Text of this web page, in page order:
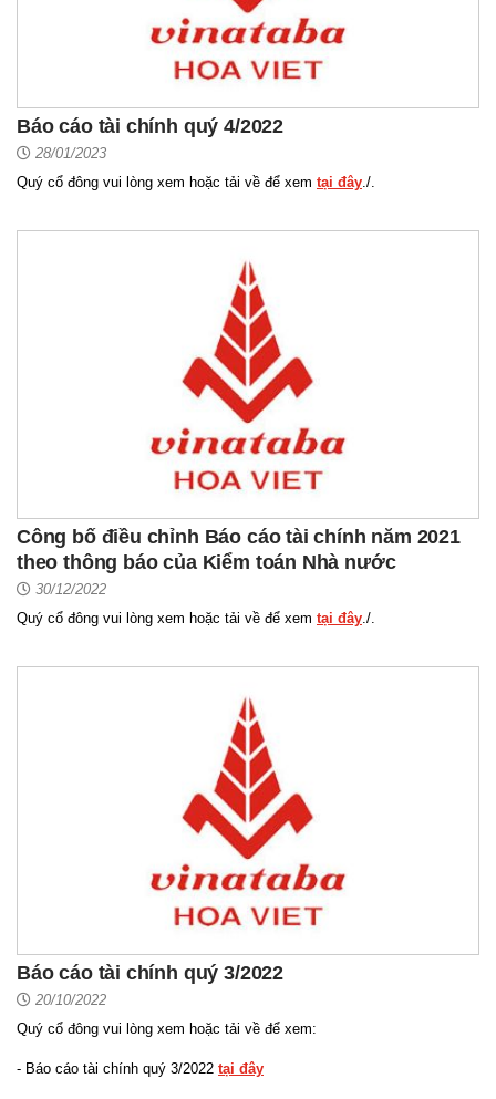
Báo cáo tài chính quý 4/2022
28/01/2023
Quý cổ đông vui lòng xem hoặc tải về để xem tại đây./.
Công bố điều chỉnh Báo cáo tài chính năm 2021
theo thông báo của Kiểm toán Nhà nước
30/12/2022
Quý cổ đông vui lòng xem hoặc tải về để xem tại đây./.
Báo cáo tài chính quý 3/2022
20/10/2022
Quý cổ đông vui lòng xem hoặc tải về để xem:
- Báo cáo tài chính quý 3/2022 tại đây